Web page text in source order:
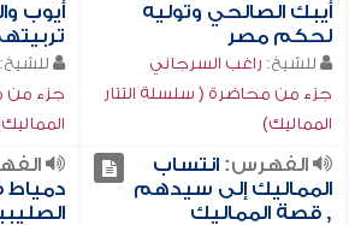
أيبك الصالحي وتوليه
لحكم مصر
للشيخ: راغب السرجاني
جزء من محاضرة ( سلسلة التتار
المماليك)
أيوب
للشيخ:
جزء من
الفهرس:انتساب
المماليك إلى سيدهم
, قصة المماليك
دمياط